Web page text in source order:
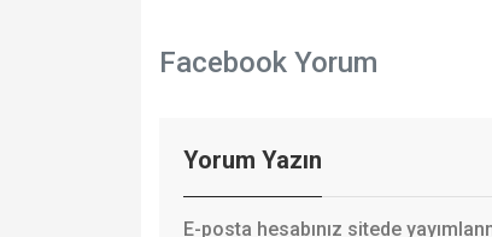
Facebook Yorum
Yorum Yazın
E-posta hesabınız sitede